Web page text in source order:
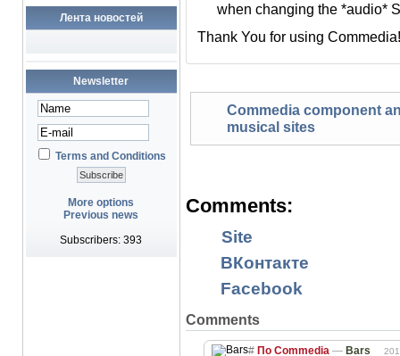
Лента новостей
Newsletter
Terms and Conditions
More options
Previous news
Subscribers: 393
when changing the *audio*
Thank You for using Commedia!
самого файла.
Спасибо Вам за поддержку
Commedia component
musical sites
Comments:
Site
ВКонтакте
Facebook
Comments
# По Commedia— Bars